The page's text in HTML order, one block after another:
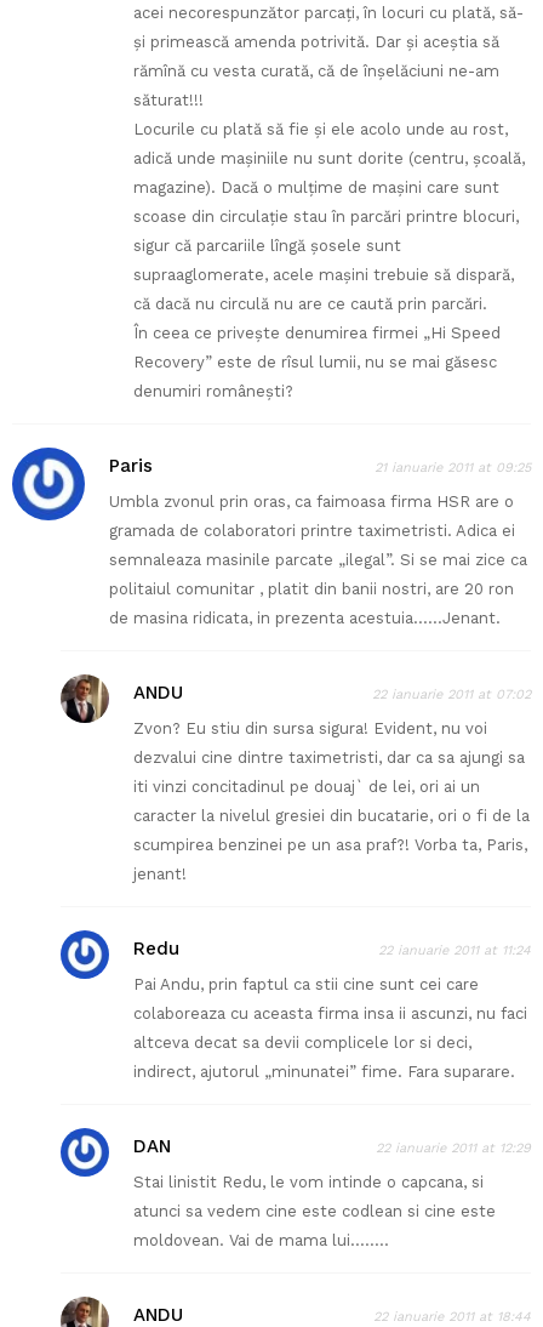
acei necorespunzător parcaţi, în locuri cu plată, să-
şi primească amenda potrivită. Dar şi aceştia să
rămînă cu vesta curată, că de înşelăciuni ne-am
săturat!!!
Locurile cu plată să fie şi ele acolo unde au rost,
adică unde maşiniile nu sunt dorite (centru, şcoală,
magazine). Dacă o mulţime de maşini care sunt
scoase din circulaţie stau în parcări printre blocuri,
sigur că parcariile lîngă şosele sunt
supraaglomerate, acele maşini trebuie să dispară,
că dacă nu circulă nu are ce caută prin parcări.
În ceea ce priveşte denumirea firmei „Hi Speed
Recovery” este de rîsul lumii, nu se mai găsesc
denumiri româneşti?
Paris 21 ianuarie 2011 at 09:25
Umbla zvonul prin oras, ca faimoasa firma HSR are o
gramada de colaboratori printre taximetristi. Adica ei
semnaleaza masinile parcate „ilegal”. Si se mai zice ca
politaiul comunitar , platit din banii nostri, are 20 ron
de masina ridicata, in prezenta acestuia……Jenant.
ANDU 22 ianuarie 2011 at 07:02
Zvon? Eu stiu din sursa sigura! Evident, nu voi
dezvalui cine dintre taximetristi, dar ca sa ajungi sa
iti vinzi concitadinul pe douaj` de lei, ori ai un
caracter la nivelul gresiei din bucatarie, ori o fi de la
scumpirea benzinei pe un asa praf?! Vorba ta, Paris,
jenant!
Redu 22 ianuarie 2011 at 11:24
Pai Andu, prin faptul ca stii cine sunt cei care
colaboreaza cu aceasta firma insa ii ascunzi, nu faci
altceva decat sa devii complicele lor si deci,
indirect, ajutorul „minunatei” fime. Fara suparare.
DAN 22 ianuarie 2011 at 12:29
Stai linistit Redu, le vom intinde o capcana, si
atunci sa vedem cine este codlean si cine este
moldovean. Vai de mama lui……..
ANDU 22 ianuarie 2011 at 18:44